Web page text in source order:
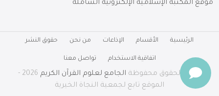
موقع المكتبة الإسلامية الإلكترونية الشاملة
الرئيسية الأقسام الإذاعات من نحن حقوق النشر
اتفاقية الاستخدام تواصل معنا
جميع الحقوق محفوظة الجامع لعلوم القرآن الكريم
2026 -
الموقع تابع لجمعية النجاة الخيرية